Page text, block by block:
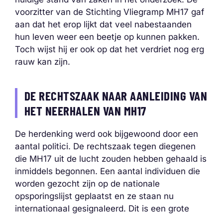
voorzitter van de Stichting Vliegramp MH17 gaf
aan dat het erop lijkt dat veel nabestaanden
hun leven weer een beetje op kunnen pakken.
Toch wijst hij er ook op dat het verdriet nog erg
rauw kan zijn.
DE RECHTSZAAK NAAR AANLEIDING VAN
HET NEERHALEN VAN MH17
De herdenking werd ook bijgewoond door een
aantal politici. De rechtszaak tegen diegenen
die MH17 uit de lucht zouden hebben gehaald is
inmiddels begonnen. Een aantal individuen die
worden gezocht zijn op de nationale
opsporingslijst geplaatst en ze staan nu
internationaal gesignaleerd. Dit is een grote